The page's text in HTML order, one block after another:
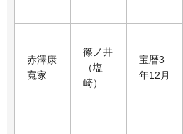
赤澤康
寬家
篠ノ井
（塩
崎）
宝暦3
年12月